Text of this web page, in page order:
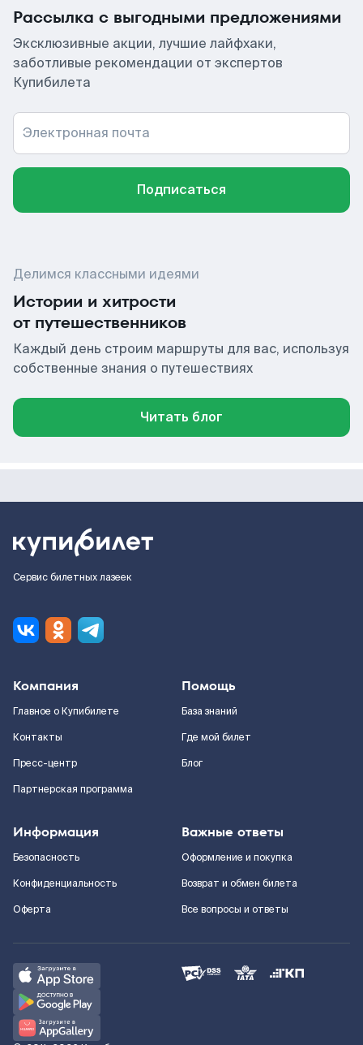
Рассылка с выгодными предложениями
Эксклюзивные акции, лучшие лайфхаки,
заботливые рекомендации от экспертов
Купибилета
Электронная почта
Подписаться
Делимся классными идеями
Истории и хитрости
от путешественников
Каждый день строим маршруты для вас, используя
собственные знания о путешествиях
Читать блог
Сервис билетных лазеек
Компания
Главное о Купибилете
Контакты
Пресс-центр
Партнерская программа
Помощь
База знаний
Где мой билет
Блог
Информация
Безопасность
Конфиденциальность
Оферта
Важные ответы
Оформление и покупка
Возврат и обмен билета
Все вопросы и ответы